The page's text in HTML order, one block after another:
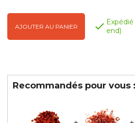
AJOUTER AU PANIER  end)
Recommandés pour vous :